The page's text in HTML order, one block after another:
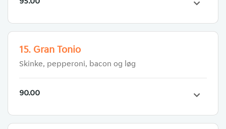
15. Gran Tonio
Skinke, pepperoni, bacon og løg
90.00